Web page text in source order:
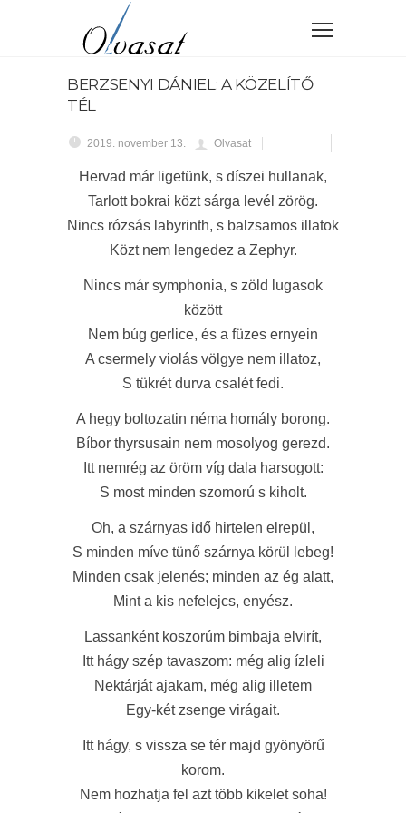
BERZSENYI DÁNIEL: A KÖZELÍTŐ
TÉL
2019. november 13. Olvasat
Hervad már ligetünk, s díszei hullanak,
Tarlott bokrai közt sárga levél zörög.
Nincs rózsás labyrinth, s balzsamos illatok
Közt nem lengedez a Zephyr.
Nincs már symphonia, s zöld lugasok
között
Nem búg gerlice, és a füzes ernyein
A csermely violás völgye nem illatoz,
S tükrét durva csalét fedi.
A hegy boltozatin néma homály borong.
Bíbor thyrsusain nem mosolyog gerezd.
Itt nemrég az öröm víg dala harsogott:
S most minden szomorú s kiholt.
Oh, a szárnyas idő hirtelen elrepül,
S minden míve tünő szárnya körül lebeg!
Minden csak jelenés; minden az ég alatt,
Mint a kis nefelejcs, enyész.
Lassanként koszorúm bimbaja elvirít,
Itt hágy szép tavaszom: még alig ízleli
Nektárját ajakam, még alig illetem
Egy-két zsenge virágait.
Itt hágy, s vissza se tér majd gyönyörű
korom.
Nem hozhatja fel azt több kikelet soha!